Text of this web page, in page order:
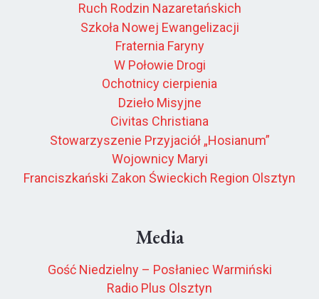
Ruch Rodzin Nazaretańskich
Szkoła Nowej Ewangelizacji
Fraternia Faryny
W Połowie Drogi
Ochotnicy cierpienia
Dzieło Misyjne
Civitas Christiana
Stowarzyszenie Przyjaciół „Hosianum”
Wojownicy Maryi
Franciszkański Zakon Świeckich Region Olsztyn
Media
Gość Niedzielny – Posłaniec Warmiński
Radio Plus Olsztyn